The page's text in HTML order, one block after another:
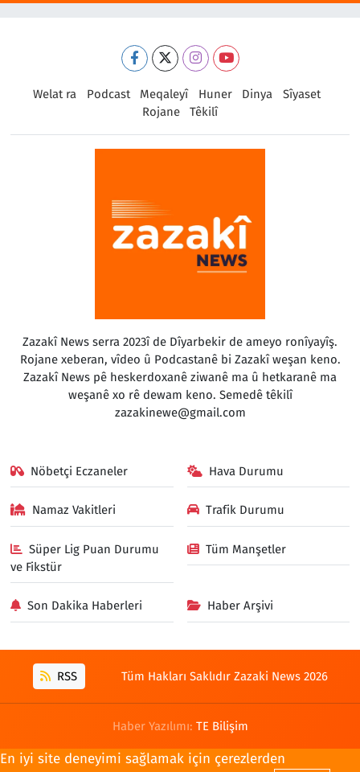
Welat ra Podcast Meqaleyî Huner Dinya
Sîyaset
Rojane
Têkilî
Zazakî News serra 2023î de Dîyarbekir de ameyo ronîyayîş.
Rojane xeberan, vîdeo û Podcastanê bi Zazakî weşan keno.
Zazakî News pê heskerdoxanê ziwanê ma û hetkaranê ma
weşanê xo rê dewam keno. Semedê têkilî
zazakinewe@gmail.com
Nöbetçi Eczaneler Hava Durumu
Namaz Vakitleri Trafik Durumu
Süper Lig Puan Durumu
ve Fikstür
Tüm Manşetler
Son Dakika Haberleri Haber Arşivi
RSS Tüm Hakları Saklıdır Zazaki News 2026
Haber Yazılımı: TE Bilişim
En iyi site deneyimi sağlamak için çerezlerden